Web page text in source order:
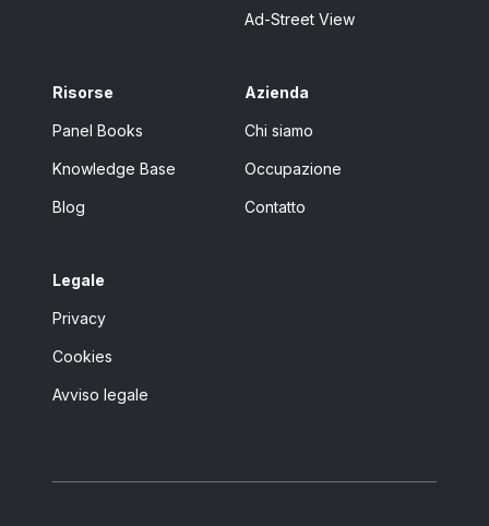
Ad-Street View
Risorse
Panel Books
Knowledge Base
Blog
Azienda
Chi siamo
Occupazione
Contatto
Legale
Privacy
Cookies
Avviso legale